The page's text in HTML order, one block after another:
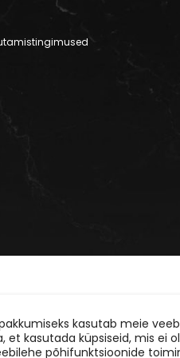
kasutab meie
et kasutada küpsiseid, mis ei
põhifunktsioonide